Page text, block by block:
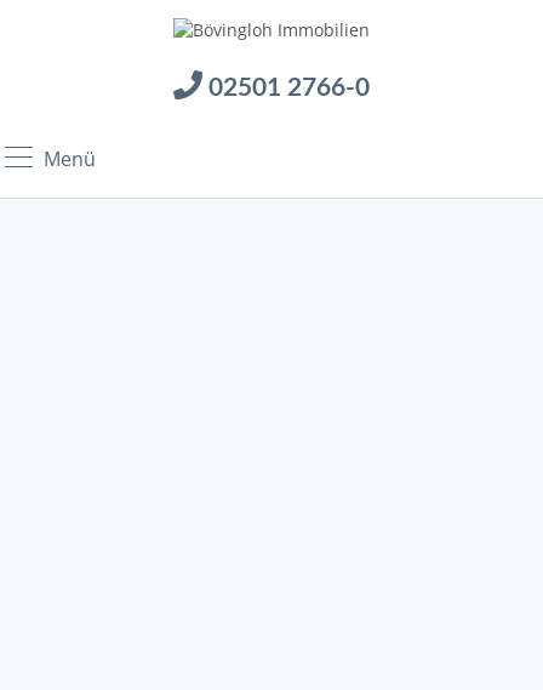
02501 2766-0
Menü